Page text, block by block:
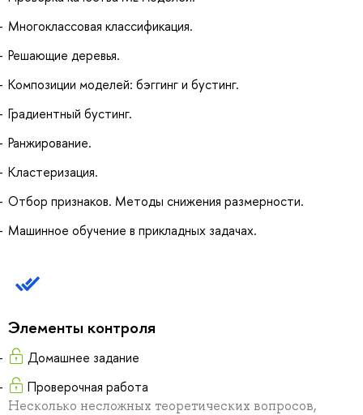
Многоклассовая классификация.
Решающие деревья.
Композиции моделей: бэггинг и бустинг.
Градиентный бустинг.
Ранжирование.
Кластеризация.
Отбор признаков. Методы снижения размерности.
Машинное обучение в прикладных задачах.
Элементы контроля
Домашнее задание
Проверочная работа
Несколько несложных теоретических вопросов,